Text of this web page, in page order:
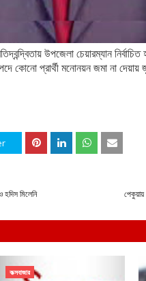
উপজেলা চেয়ারম্যান
কোনো প্রার্থী মনোনয়ন জমা না দেয়ায়
পেকুয়ায়
হদিস মিলেনি
কক্সবাজার